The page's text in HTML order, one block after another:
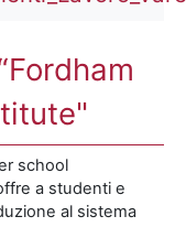
school
a studenti e
al sistema